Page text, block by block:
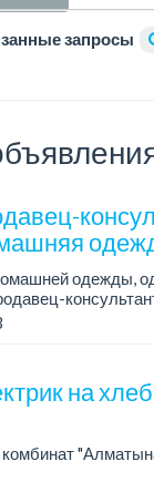
запросы
одежды,
на